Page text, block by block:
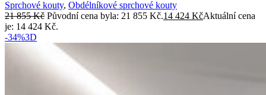
Sprchové kouty, Obdélníkové sprchové kouty
21 855Kč Původní cena byla: 21 855 Kč.14 424 KčAktuální cena
je: 14 424 Kč.
-34%3D